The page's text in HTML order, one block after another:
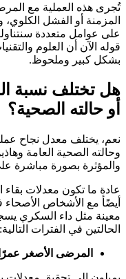
تُجرى هذه العملية مع
المزمنة أو الفشل
على عوامل متعددة
قوله الآن أن العلوم
بشكل كبير وملحوظ.
هل تختلف نسبة
أو حالته الصحية؟
نعم، يختلف معدل نجاح
وحالته الصحية العامة
والمؤثرة بصورة مباشرة
عادة ما تكون معدلات بقاء
أيضًأ مع الأشخاص
معينة مثل داء السكري
الحالتين في الفترات التالية:
المرضى الأصغر عمرًا